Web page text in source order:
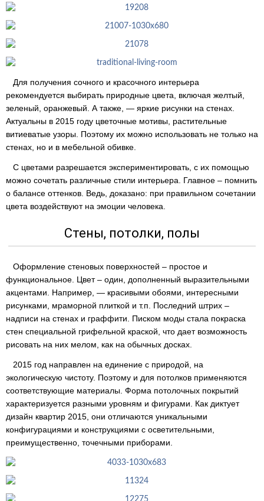
Для получения сочного и красочного интерьера
рекомендуется выбирать природные цвета, включая желтый,
зеленый, оранжевый. А также, — яркие рисунки на стенах.
Актуальны в 2015 году цветочные мотивы, растительные
витиеватые узоры. Поэтому их можно использовать не только на
стенах, но и в мебельной обивке.
С цветами разрешается экспериментировать, с их помощью
можно сочетать различные стили интерьера. Главное – помнить
о балансе оттенков. Ведь, доказано: при правильном сочетании
цвета воздействуют на эмоции человека.
Стены, потолки, полы
Оформление стеновых поверхностей – простое и
функциональное. Цвет – один, дополненный выразительными
акцентами. Например, — красивыми обоями, интересными
рисунками, мраморной плиткой и т.п. Последний штрих –
надписи на стенах и граффити. Писком моды стала покраска
стен специальной грифельной краской, что дает возможность
рисовать на них мелом, как на обычных досках.
2015 год направлен на единение с природой, на
экологическую чистоту. Поэтому и для потолков применяются
соответствующие материалы. Форма потолочных покрытий
характеризуется разными уровням и фигурами. Как диктует
дизайн квартир 2015, они отличаются уникальными
конфигурациями и конструкциями с осветительными,
преимущественно, точечными приборами.